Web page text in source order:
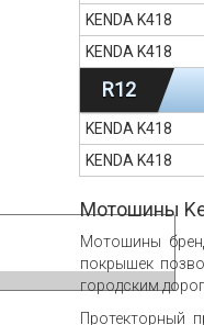
KENDA K418
KENDA K418
R12
KENDA K418
KENDA K418
Мотошины
Мотошины
покрышек
городским
Протекторный